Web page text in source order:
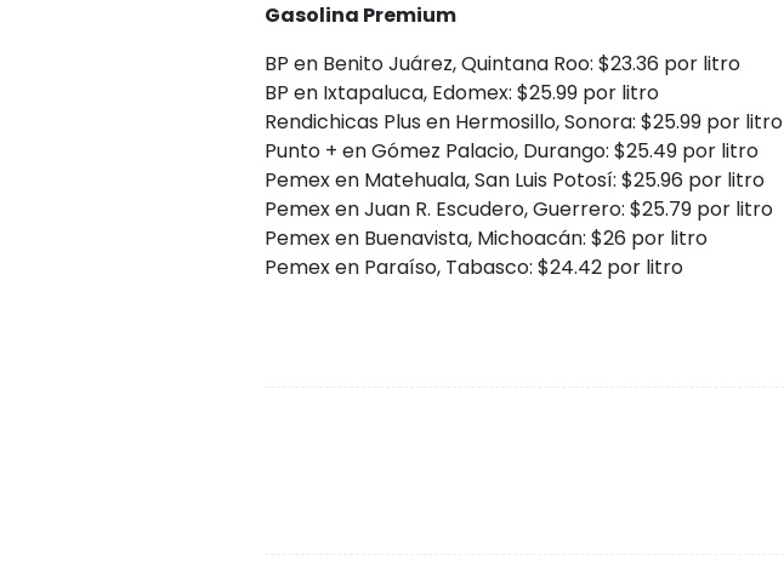
Gasolina Premium
BP en Benito Juárez, Quintana Roo: $23.36 por litro
BP en Ixtapaluca, Edomex: $25.99 por litro
Rendichicas Plus en Hermosillo, Sonora: $25.99 por litro
Punto + en Gómez Palacio, Durango: $25.49 por litro
Pemex en Matehuala, San Luis Potosí: $25.96 por litro
Pemex en Juan R. Escudero, Guerrero: $25.79 por litro
Pemex en Buenavista, Michoacán: $26 por litro
Pemex en Paraíso, Tabasco: $24.42 por litro